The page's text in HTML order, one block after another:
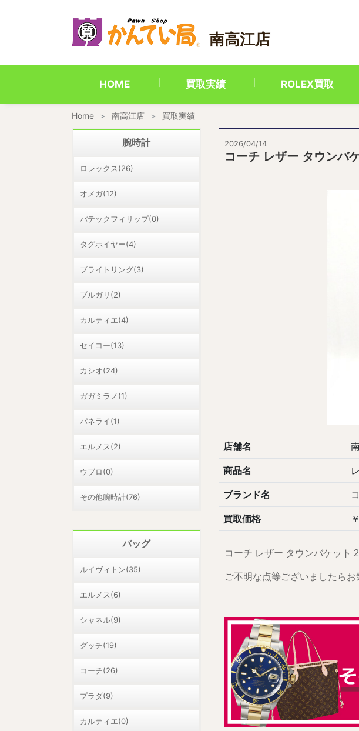
南高江店
HOME 買取実績 ROLEX買取
Home 南高江店 買取実績
2026/04/14
コーチ レザー タウンバ
店舗名
商品名
ブランド名
買取価格
コーチ レザー タウンバケット
ご不明な点等ございましたらお
腕時計
ロレックス(26)
オメガ(12)
パテックフィリップ(0)
タグホイヤー(4)
ブライトリング(3)
ブルガリ(2)
カルティエ(4)
セイコー(13)
カシオ(24)
ガガミラノ(1)
パネライ(1)
エルメス(2)
ウブロ(0)
その他腕時計(76)
バッグ
ルイヴィトン(35)
エルメス(6)
シャネル(9)
グッチ(19)
コーチ(26)
プラダ(9)
カルティエ(0)